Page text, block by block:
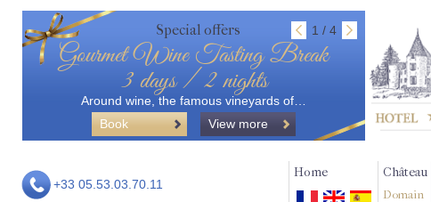
Special offers 1 / 4
Gourmet Wine Tasting Break
3 days / 2 nights
Around wine, the famous vineyards of…
Book
View more
+33 05.53.03.70.11
Home Château
Domain